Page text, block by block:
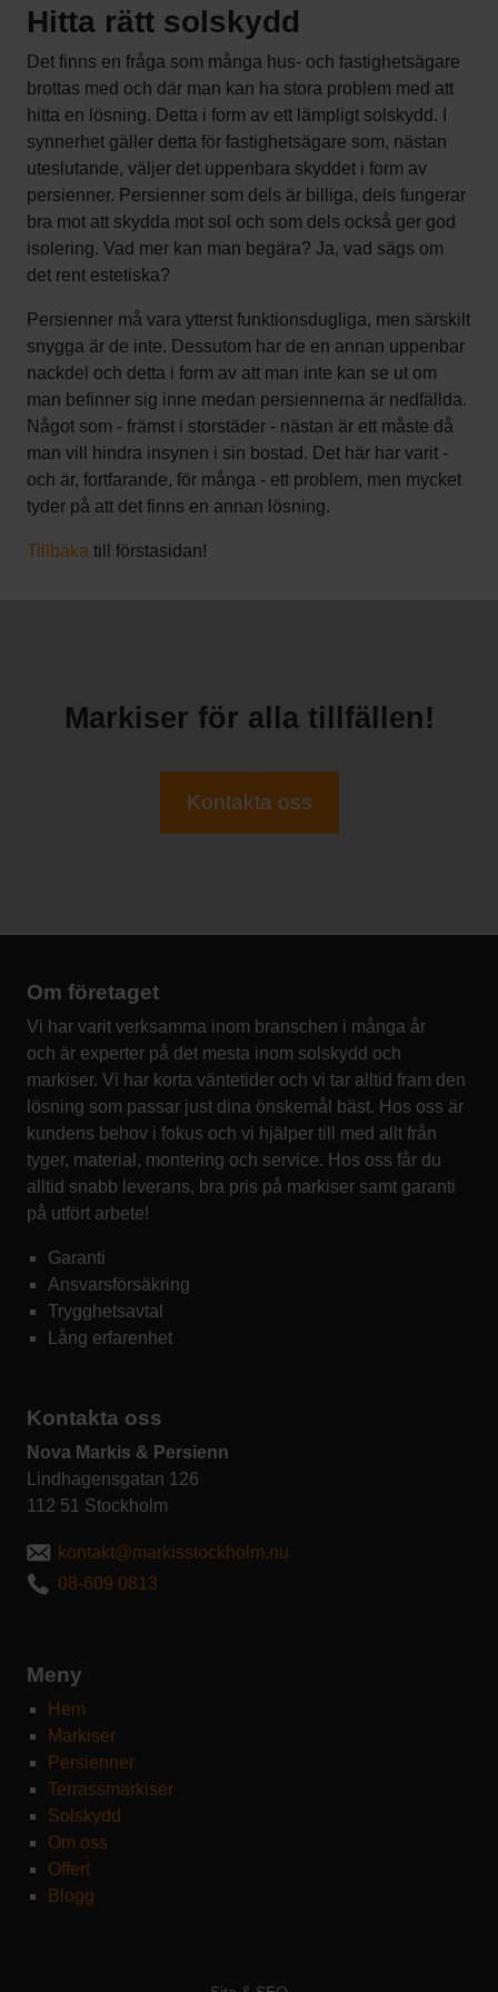
Hitta rätt solskydd
Det finns en fråga som många hus- och fastighetsägare
brottas med och där man kan ha stora problem med att
hitta en lösning. Detta i form av ett lämpligt solskydd. I
synnerhet gäller detta för fastighetsägare som, nästan
uteslutande, väljer det uppenbara skyddet i form av
persienner. Persienner som dels är billiga, dels fungerar
bra mot att skydda mot sol och som dels också ger god
isolering. Vad mer kan man begära? Ja, vad sägs om
det rent estetiska?
Persienner må vara ytterst funktionsdugliga, men särskilt
snygga är de inte. Dessutom har de en annan uppenbar
nackdel och detta i form av att man inte kan se ut om
man befinner sig inne medan persiennerna är nedfällda.
Något som - främst i storstäder - nästan är ett måste då
man vill hindra insynen i sin bostad. Det här har varit -
och är, fortfarande, för många - ett problem, men mycket
tyder på att det finns en annan lösning.
Tillbaka till förstasidan!
Markiser för alla tillfällen!
Kontakta oss
Om företaget
Vi har varit verksamma inom branschen i många år
och är experter på det mesta inom solskydd och
markiser. Vi har korta väntetider och vi tar alltid fram den
lösning som passar just dina önskemål bäst. Hos oss är
kundens behov i fokus och vi hjälper till med allt från
tyger, material, montering och service. Hos oss får du
alltid snabb leverans, bra pris på markiser samt garanti
på utfört arbete!
Garanti
Ansvarsförsäkring
Trygghetsavtal
Lång erfarenhet
Kontakta oss
Nova Markis & Persienn
Lindhagensgatan 126
112 51 Stockholm
kontakt@markisstockholm.nu
08-609 0813
Meny
Hem
Markiser
Persienner
Terrassmarkiser
Solskydd
Om oss
Offert
Blogg